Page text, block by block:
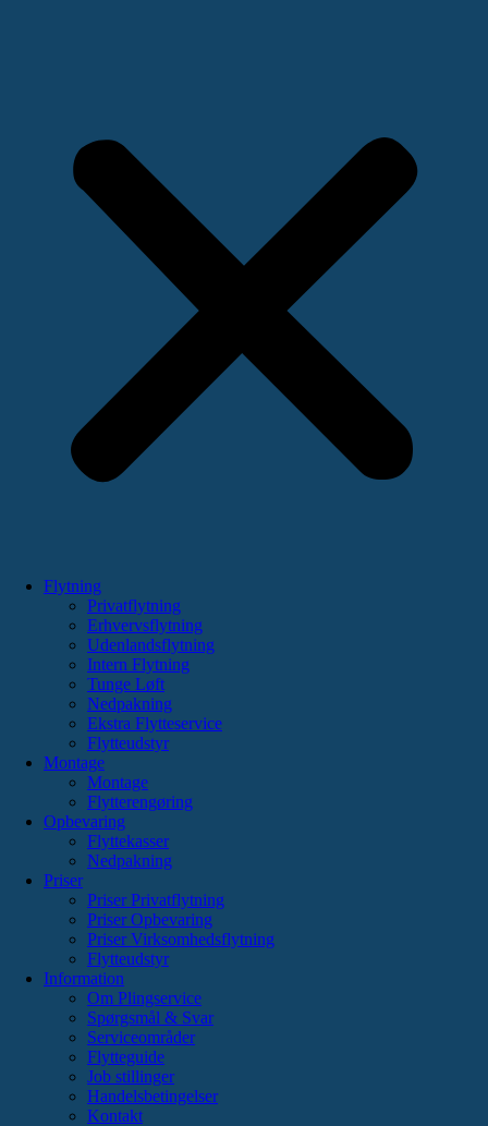
Flytning
Privatflytning
Erhvervsflytning
Udenlandsflytning
Intern Flytning
Tunge Løft
Nedpakning
Ekstra Flytteservice
Flytteudstyr
Montage
Montage
Flytterengøring
Opbevaring
Flyttekasser
Nedpakning
Priser
Priser Privatflytning
Priser Opbevaring
Priser Virksomhedsflytning
Flytteudstyr
Information
Om Plingservice
Spørgsmål & Svar
Serviceområder
Flytteguide
Job stillinger
Handelsbetingelser
Kontakt